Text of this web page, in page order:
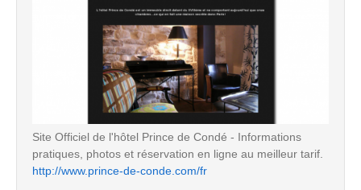
Site Officiel de l'hôtel Prince de Condé - Informations
pratiques, photos et réservation en ligne au meilleur tarif.
http://www.prince-de-conde.com/fr